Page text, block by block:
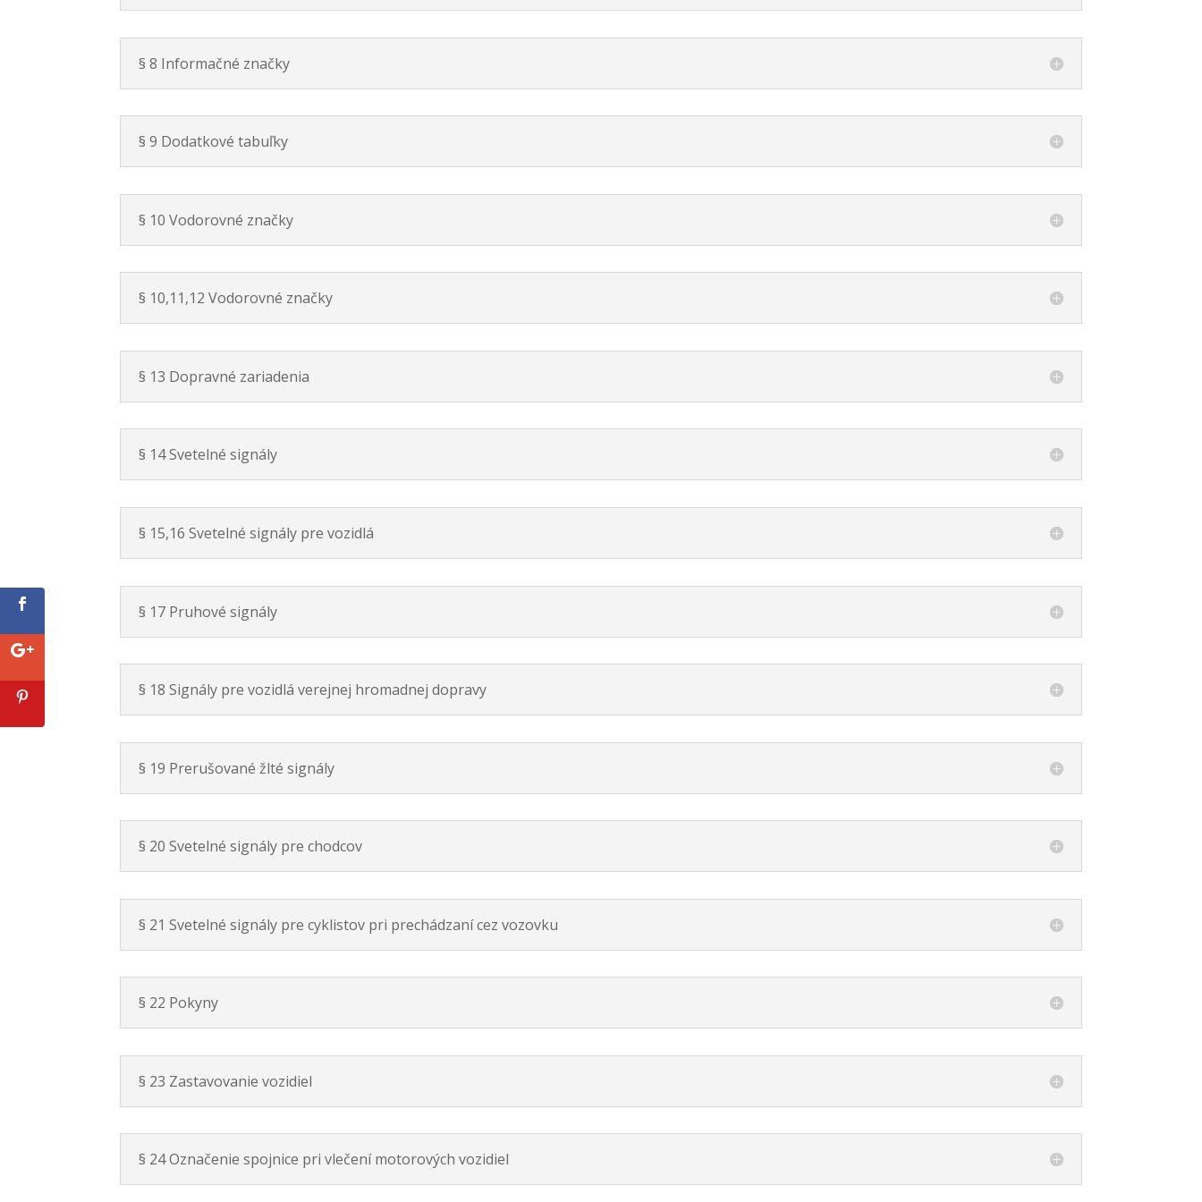
§ 8 Informačné značky
§ 9 Dodatkové tabuľky
§ 10 Vodorovné značky
§ 10,11,12 Vodorovné značky
§ 13 Dopravné zariadenia
§ 14 Svetelné signály
§ 15,16 Svetelné signály pre vozidlá
§ 17 Pruhové signály
§ 18 Signály pre vozidlá verejnej hromadnej dopravy
§ 19 Prerušované žlté signály
§ 20 Svetelné signály pre chodcov
§ 21 Svetelné signály pre cyklistov pri prechádzaní cez vozovku
§ 22 Pokyny
§ 23 Zastavovanie vozidiel
§ 24 Označenie spojnice pri vlečení motorových vozidiel